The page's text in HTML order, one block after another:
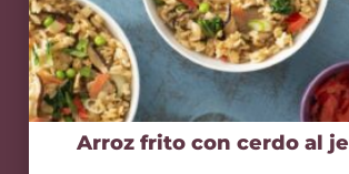
Arroz frito con cerdo al